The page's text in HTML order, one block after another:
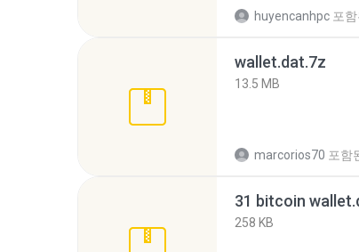
huyencanhpc 포
wallet.dat.7z
13.5 MB
marcorios70 포함
31 bitcoin
258 KB